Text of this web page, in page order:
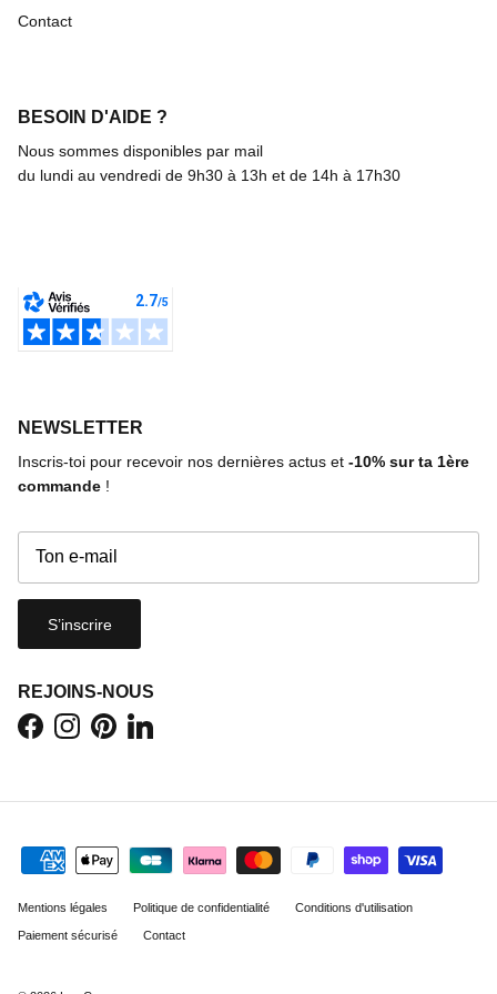
Contact
BESOIN D'AIDE ?
Nous sommes disponibles par mail
du lundi au vendredi de 9h30 à 13h et de 14h à 17h30
NEWSLETTER
Inscris-toi pour recevoir nos dernières actus et -10% sur ta 1ère
commande !
S’inscrire
REJOINS-NOUS
FacebookInstagram
PinterestLinkedIn
Mentions légales Politique de confidentialité Conditions d'utilisation
Paiement sécurisé Contact